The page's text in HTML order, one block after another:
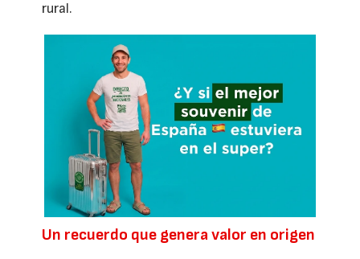
rural.
Un recuerdo que genera valor en origen